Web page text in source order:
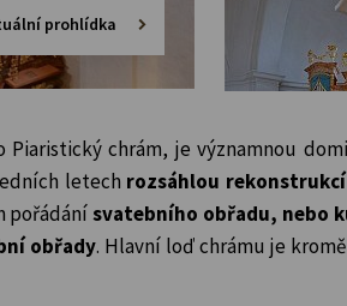
prohlídka
chrám, je významnou
letech rozsáhlou rekonstrukcí
pořádánísvatebního obřadu, nebo
obřady. Hlavní loď chrámu je